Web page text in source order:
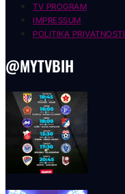
TV PROGRAM
IMPRESSUM
POLITIKA PRIVATNOSTI
@MYTVBIH